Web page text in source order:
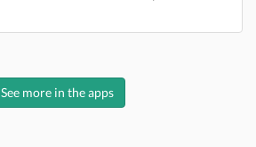
See more in the apps